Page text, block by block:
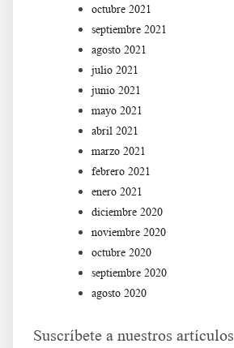
octubre 2021
septiembre 2021
agosto 2021
julio 2021
junio 2021
mayo 2021
abril 2021
marzo 2021
febrero 2021
enero 2021
diciembre 2020
noviembre 2020
octubre 2020
septiembre 2020
agosto 2020
Suscríbete a nuestros artículos